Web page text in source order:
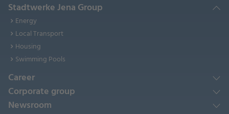
Stadtwerke Jena Group
Energy
Local Transport
Housing
Swimming Pools
Career
Corporate group
Newsroom